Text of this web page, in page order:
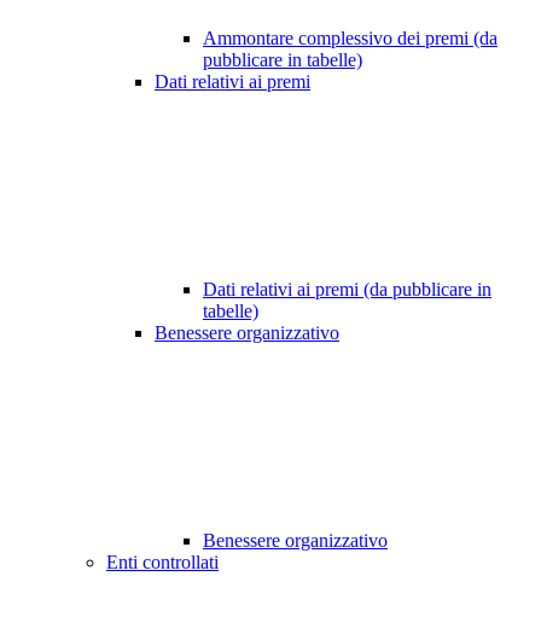
Ammontare complessivo dei premi (da
pubblicare in tabelle)
Dati relativi ai premi
Dati relativi ai premi (da pubblicare in
tabelle)
Benessere organizzativo
Benessere organizzativo
Enti controllati